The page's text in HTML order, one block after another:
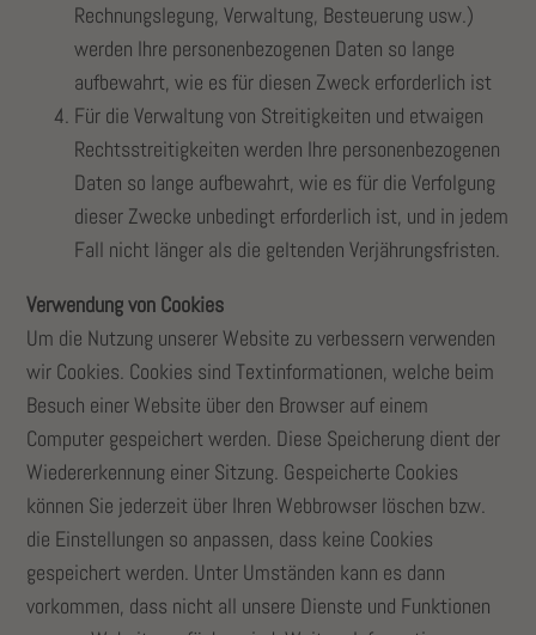
Rechnungslegung, Verwaltung, Besteuerung usw.)
werden Ihre personenbezogenen Daten so lange
aufbewahrt, wie es für diesen Zweck erforderlich ist
Für die Verwaltung von Streitigkeiten und etwaigen
Rechtsstreitigkeiten werden Ihre personenbezogenen
Daten so lange aufbewahrt, wie es für die Verfolgung
dieser Zwecke unbedingt erforderlich ist, und in jedem
Fall nicht länger als die geltenden Verjährungsfristen.
Verwendung von Cookies
Um die Nutzung unserer Website zu verbessern verwenden
wir Cookies. Cookies sind Textinformationen, welche beim
Besuch einer Website über den Browser auf einem
Computer gespeichert werden. Diese Speicherung dient der
Wiedererkennung einer Sitzung. Gespeicherte Cookies
können Sie jederzeit über Ihren Webbrowser löschen bzw.
die Einstellungen so anpassen, dass keine Cookies
gespeichert werden. Unter Umständen kann es dann
vorkommen, dass nicht all unsere Dienste und Funktionen